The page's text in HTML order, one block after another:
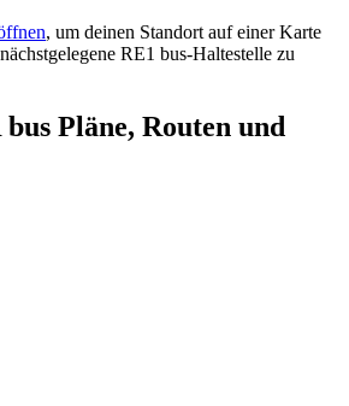
, um deinen Standort auf einer Karte
RE1 bus-Haltestelle zu
Pläne, Routen und